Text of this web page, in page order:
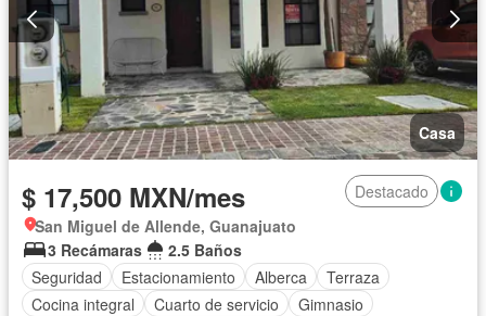
Casa
$ 17,500 MXN/mes
Destacado
San Miguel de Allende, Guanajuato
3 Recámaras
2.5 Baños
Seguridad
Estacionamiento Alberca
Terraza
Cocina integral
Cuarto de servicio
Gimnasio